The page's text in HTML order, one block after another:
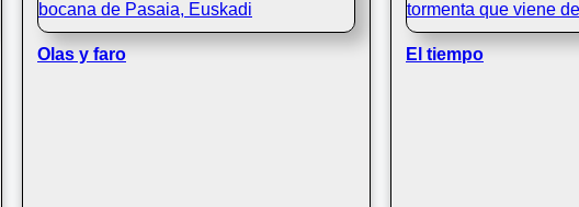
Olas y faro El tiempo